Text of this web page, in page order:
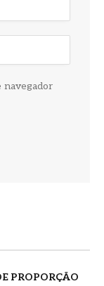
navegador
PROPORÇÃO